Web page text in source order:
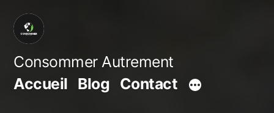
Aller
contenu
Consommer Autrement
Accueil Blog Contact